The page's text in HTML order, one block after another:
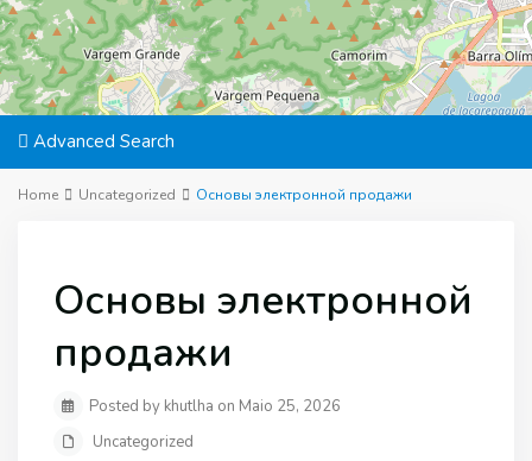
Advanced Search
Home Uncategorized Основы электронной продажи
Основы электронной
продажи
Posted by khutlha on Maio 25, 2026
Uncategorized